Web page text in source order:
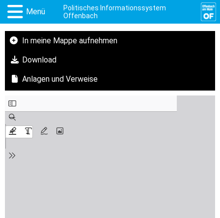
Menü
Politisches Informationssystem
Offenbach
In meine Mappe aufnehmen
Download
Anlagen und Verweise